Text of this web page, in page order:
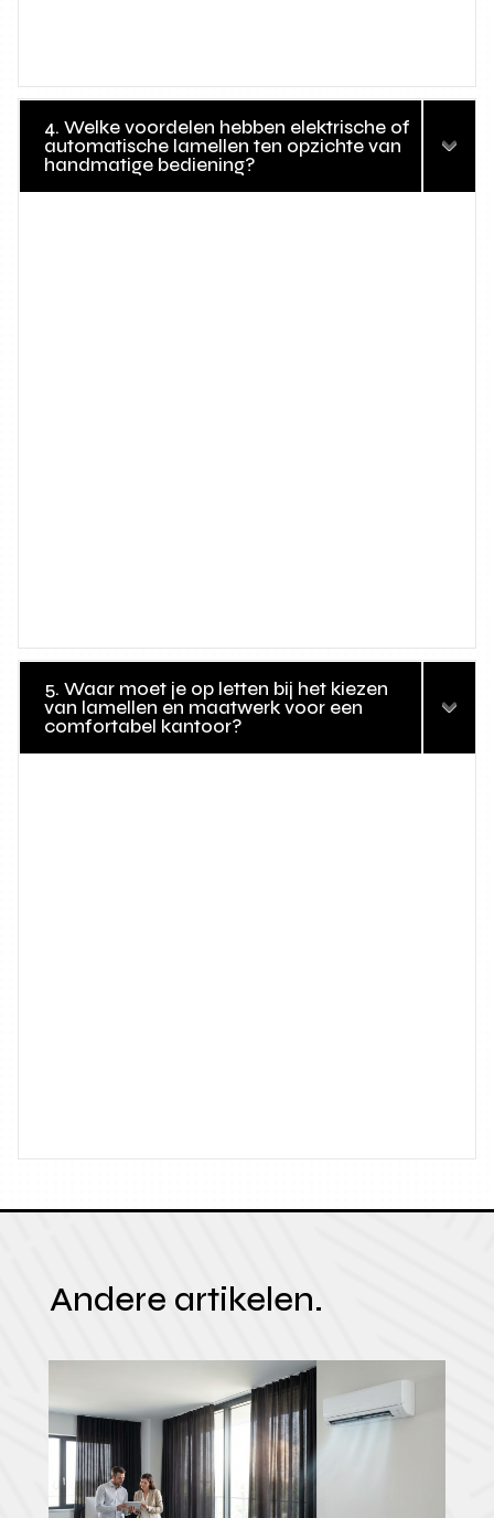
4. Welke voordelen hebben elektrische of
automatische lamellen ten opzichte van
handmatige bediening?
5. Waar moet je op letten bij het kiezen
van lamellen en maatwerk voor een
comfortabel kantoor?
Andere artikelen.